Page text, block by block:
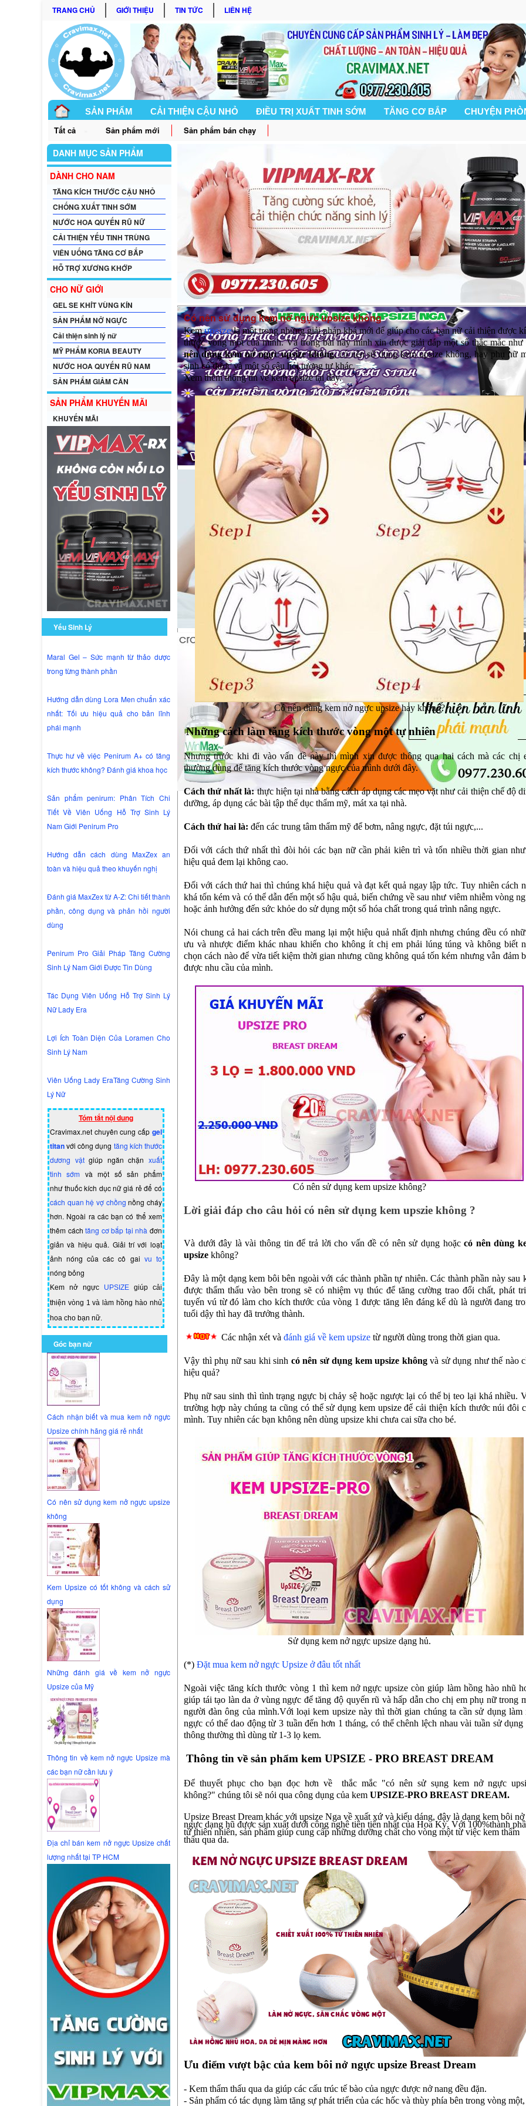
TRANG CHỦ GIỚI THIỆU TIN TỨC LIÊN HỆ
SẢN PHẨM CẢI THIỆN CẬU NHỎ ĐIỀU TRỊ XUẤT TINH SỚM TĂNG CƠ BẮP CHUYỆN
GÓC BẠN NỮ
Tất cả Sản phẩm mới Sản phẩm bán chạy
DANH MỤC SẢN PHẨM
DÀNH CHO NAM
TĂNG KÍCH THƯỚC CẬU NHỎ
CHỐNG XUẤT TINH SỚM
NƯỚC HOA QUYẾN RŨ NỮ
CẢI THIỆN YẾU TINH TRÙNG
VIÊN UỐNG TĂNG CƠ BẮP
HỖ TRỢ XƯƠNG KHỚP
CHO NỮ GIỚI
GEL SE KHÍT VÙNG KÍN
SẢN PHẨM NỞ NGỰC
Cải thiện sinh lý nữ
MỸ PHẨM KORIA BEAUTY
NƯỚC HOA QUYẾN RŨ NAM
SẢN PHẨM GIẢM CÂN
SẢN PHẨM KHUYẾN MÃI
KHUYẾN MÃI
Yếu Sinh Lý
Maral Gel – Sức mạnh từ thảo dược
trong từng thành phần
Hướng dẫn dùng Lora Men chuẩn xác
nhất: Tối ưu hiệu quả cho bản lĩnh
phái mạnh
Thực hư về việc Penirum A+ có tăng
kích thước không? Đánh giá khoa học
Sản phẩm penirum: Phân Tích Chi
Tiết Về Viên Uống Hỗ Trợ Sinh Lý
Nam Giới Penirum Pro
Hướng dẫn cách dùng MaxZex an
toàn và hiệu quả theo khuyến nghị
Đánh giá MaxZex từ A-Z: Chi tiết thành
phần, công dụng và phản hồi người
dùng
Penirum Pro Giải Pháp Tăng Cường
Sinh Lý Nam Giới Được Tin Dùng
Tác Dụng Viên Uống Hỗ Trợ Sinh Lý
Nữ Lady Era
Lợi Ích Toàn Diện Của Loramen Cho
Sinh Lý Nam
Viên Uống Lady EraTăng Cường Sinh
Lý Nữ
Tóm tắt nội dung
Cravimax.net chuyên cung cấp gel
titanvới công dụng tăng kích thước
dương vậtgiúp ngăn chặn xuất
tinh sớm và một số sản phẩm
nhưthuốc kích dục nữ giá rẻđể có
cách quan hệ vợ chồng nồng cháy
hơn. Ngoài ra các bạn có thể xem
thêm cáchtăng cơ bắp tại nhà đơn
giản và hiệu quả. Giải trí với loạt
ảnh nóng của các cô gai vu to
nóng bỏng
Kem nở ngực UPSIZEgiúp cải
thiện vòng 1 và làm hồng hào nhủ
hoa cho bạn nữ.
Góc bạn nữ
Cách nhận biết và mua kem nở ngực
Upsize chính hãng giá rẻ nhất
Có nên sử dụng kem nở ngực upsize
không
Kem Upsize có tốt không và cách sử
dụng
Những đánh giá về kem nở ngực
Upsize của Mỹ
Thông tin về kem nở ngực Upsize mà
các bạn nữ cần lưu ý
Địa chỉ bán kem nở ngực Upsize chất
lượng nhất tại TP HCM
Có nên sử dụng kem nở ngực upsize không
Kemupsizelà một trong những giải pháp khá mới để giúp cho các bạn nữ cải thiện được
thước vòng một của mình. Và trong bài này mình xin được giải đáp một số thắc mắc như
nên dùng kem nở ngực upsize không,có nên sử dụng kem upsize không, hay phụ nữ
sinh có được và một số câu hỏi tương tự khác.
Xem thêm thông tin vềkem upsizetại đây.
Có nên dùng kem nở ngực upsize hay không?
Những cách làm tăng kích thước vòng một tự nhiên
Nhưng trước khi đi vào vấn đề này thì mình xin được thông qua hai cách mà các chị
thường dùng để tăng kích thước vòng ngực của mình dưới đây.
Cách thứ nhất là:thực hiện tại nhà bằng cách áp dụng các mẹo vặt như cải thiện chế độ
dưỡng, áp dụng các bài tập thể dục thẩm mỹ, mát xa tại nhà.
Cách thứ hai là: đến các trung tâm thẩm mỹ để bơm, nâng ngực, đặt túi ngực,...
Đối với cách thứ nhất thì đòi hỏi các bạn nữ cần phải kiên trì và tốn nhiều thời gian
hiệu quả đem lại không cao.
Đối với cách thứ hai thì chúng khá hiệu quả và đạt kết quả ngay lập tức. Tuy nhiên cách
khá tốn kém và có thể dẫn đến một số hậu quả, biến chứng về sau như viêm nhiễm vòng
hoặc ảnh hưởng đến sức khỏe do sử dụng một số hóa chất trong quá trình nâng ngực.
Nói chung cả hai cách trên đều mang lại một hiệu quả nhất định nhưng chúng đều có
ưu và nhược điểm khác nhau khiến cho không ít chị em phải lúng túng và không biết
chọn cách nào để vừa tiết kiệm thời gian nhưng cũng không quá tốn kém nhưng vẫn đảm
được nhu cầu của mình.
Có nên sử dụng kem upsize không?
Lời giải đáp cho câu hỏi có nên sử dụng kem upszie không ?
Và dưới đây là vài thông tin để trả lời cho vấn đề có nên sử dụng hoặccó nên dùng
upsize không?
Đây là một dạng kem bôi bên ngoài với các thành phần tự nhiên. Các thành phần này sau
được thẩm thấu vào bên trong sẽ có nhiệm vụ thúc để tăng cường trao đổi chất, phát
tuyến vú từ đó làm cho kích thước của vòng 1 được tăng lên đáng kể dù là người đang
tuổi dậy thì hay đã trưởng thành.
Các nhận xét và đánh giá về kem upsize từ người dùng trong thời gian qua.
Vậy thì phụ nữ sau khi sinh có nên sử dụng kem upsize khôngvà sử dụng như thế nào
hiệu quả?
Phụ nữ sau sinh thì tình trạng ngực bị chảy sệ hoặc ngược lại có thể bị teo lại khá nhiều.
trường hợp này chúng ta cũng có thể sử dụng kem upsize để cải thiện kích thước núi đôi
mình. Tuy nhiên các bạn không nên dùng upsize khi chưa cai sữa cho bé.
Sử dụng kem nở ngực upsize dạng hủ.
(*) Đặt mua kem nở ngực Upsize ở đâu tốt nhất
Ngoài việc tăng kích thước vòng 1 thì kem nở ngực upsize còn giúp làm hồng hào nhũ
giúp tái tạo làn da ở vùng ngực để tăng độ quyến rũ và hấp dẫn cho chị em phụ nữ trong
người đàn ông của mình.Với loại kem upsize này thì thời gian chúng ta cần sử dụng làm
ngực có thể dao động từ 3 tuần đến hơn 1 tháng, có thể chênh lệch nhau vài tuần sử dụng
thông thường thì dùng từ 1-3 lọ kem.
Thông tin về sản phẩm kem UPSIZE - PRO BREAST DREAM
Để thuyết phục cho bạn đọc hơn về thắc mắc "có nên sử sụng kem nở ngực
không?" chúng tôi sẽ nói qua công dụng của kem UPSIZE-PRO BREAST DREAM.
Upsize Breast Dream khác với upsize Nga về xuất xứ và kiểu dáng, đây là dạng kem bôi nở
ngực dạng hũ được sản xuất dưới công nghê tiên tiến nhất của Hoa Kỳ. Với 100%thành
từ thiên nhiên, sản phẩm giúp cung cấp những dưỡng chất cho vòng một từ việc kem thẩm
thấu qua da.
Ưu điểm vượt bậc của kem bôi nở ngực upsize Breast Dream
- Kem thẩm thấu qua da giúp các cấu trúc tế bào của ngực được nở nang đều đặn.
- Sản phẩm có tác dụng làm tăng sự phát triển của các hốc và thùy phía bên trong vòng một,